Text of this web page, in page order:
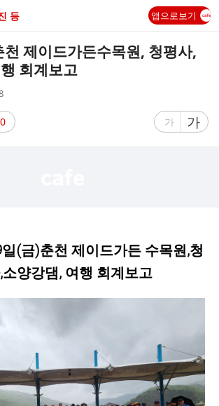
등 앱으로보기
제이드가든수목원, 청평사,
회계보고
글
가
글
자
가
(금)춘천 제이드가든 수목원,청
소양강댐, 여행 회계보고